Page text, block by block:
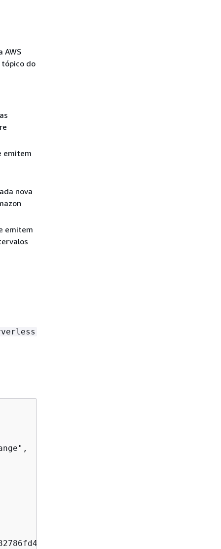
AWS
do
emitem
nova
emitem